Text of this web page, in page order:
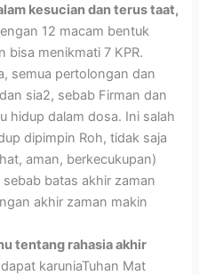
kesucian dan terus taat,
12 macam bentuk
bisa menikmati 7 KPR.
semua pertolongan dan
sia2, sebab Firman dan
hidup dalam dosa. Ini salah
dipimpin Roh, tidak saja
aman, berkecukupan)
batas akhir zaman
akhir zaman makin
tentang rahasia akhir
karuniaTuhan Mat